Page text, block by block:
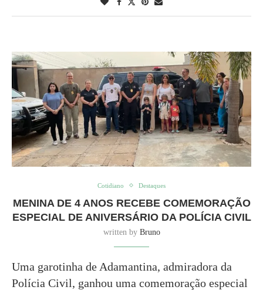
Cotidiano Destaques
MENINA DE 4 ANOS RECEBE COMEMORAÇÃO
ESPECIAL DE ANIVERSÁRIO DA POLÍCIA CIVIL
written by Bruno
Uma garotinha de Adamantina, admiradora da
Polícia Civil, ganhou uma comemoração especial